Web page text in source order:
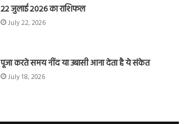
22 जुलाई 2026 का राशिफल
July 22, 2026
पूजा करते समय नींद या उबासी आना देता है ये संकेत
July 18, 2026